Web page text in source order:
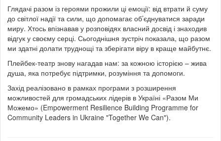
Глядачі разом із героями прожили ці емоції: від втрати й суму
до світлої надії та сили, що допомагає об’єднуватися заради
миру. Хтось впізнавав у розповідях власний досвід і знаходив
відгук у своєму серці. Сьогоднішня зустріч показала, що разом
ми здатні долати труднощі та зберігати віру в краще майбутнє.
Плейбек-театр знову нагадав нам: за кожною історією – жива
душа, яка потребує підтримки, розуміння та допомоги.
Захід реалізовано в рамках програми з розширення
можливостей для громадських лідерів в Україні «Разом Ми
Можемо» (Empowerment Resilience Building Programme for
Community Leaders in Ukraine "Together We Can").